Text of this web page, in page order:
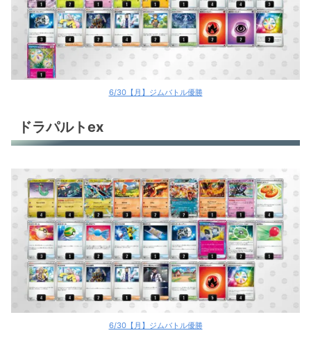
6/30【月】ジムバトル優勝
ドラパルトex
6/30【月】ジムバトル優勝